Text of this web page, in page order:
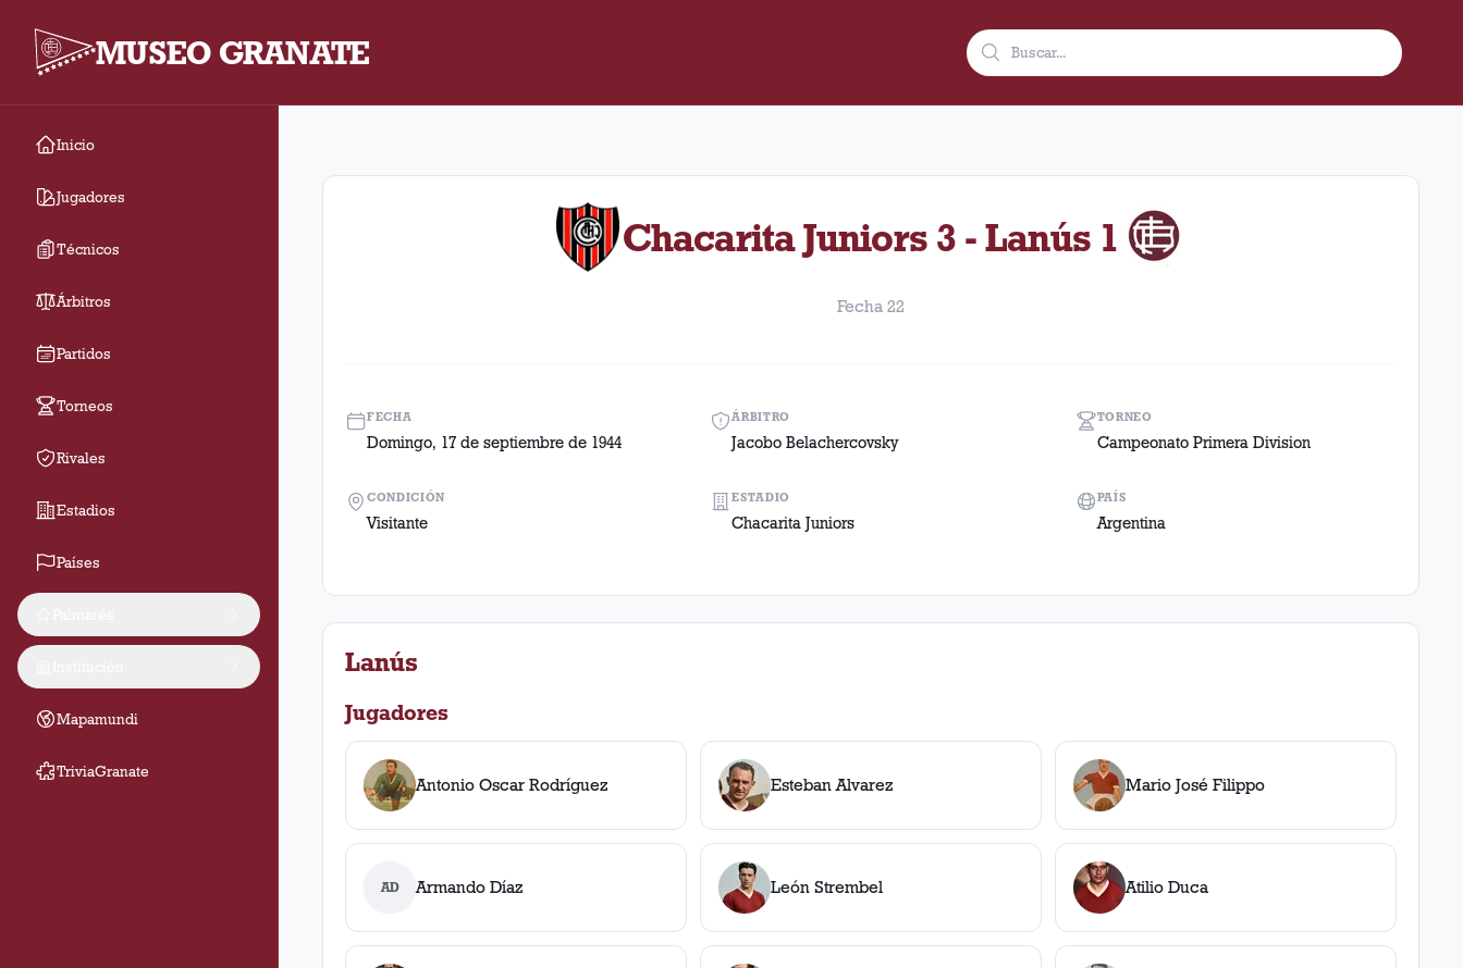
MUSEO GRANATE
Inicio
Jugadores
Técnicos
Árbitros
Partidos
Torneos
Rivales
Estadios
Países
Mapamundi
TriviaGranate
Fecha 22. Partido entre Lanús y Chacarita Juniors disputado el Domingo, 17 de septiembre de 1944 como visitante en el estadio Chacarita Juniors
Chacarita Juniors 3 - Lanús 1
Fecha 22
FECHA
Domingo, 17 de septiembre de 1944
ÁRBITRO
Jacobo Belachercovsky
TORNEO
Campeonato Primera Division
CONDICIÓN
Visitante
ESTADIO
Chacarita Juniors
PAÍS
Argentina
Lanús
Jugadores
Antonio Oscar Rodríguez Esteban Alvarez Mario José Filippo
AD Armando Díaz León Strembel Atilio Duca